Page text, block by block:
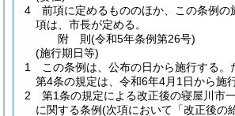
4
前項に定めるもののほか、この条例の
項は、市長が定める。
附 則(令和5年条例第26号)
(施行期日等)
1
この条例は、公布の日から施行する。
第4条の規定は、令和6年4月1日から施
2
第1条の規定による改正後の寝屋川市
に関する条例(次項において「改正後の